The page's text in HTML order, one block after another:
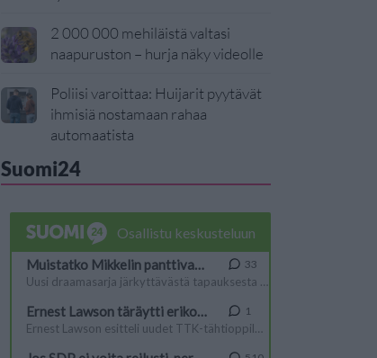
2 000 000 mehiläistä valtasi
naapuruston – hurja näky videolle
Poliisi varoittaa: Huijarit pyytävät
ihmisiä nostamaan rahaa
automaatista
Suomi24